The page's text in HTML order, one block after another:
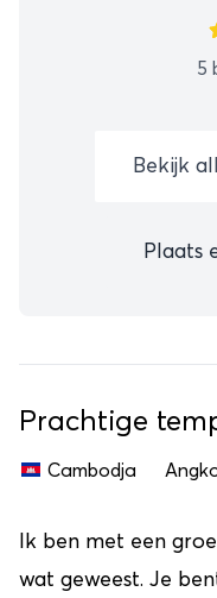
5
Bekijk
Plaats
Prachtige
Cambodja
Ik ben met een
wat geweest. Je